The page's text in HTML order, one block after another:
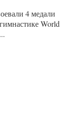
4 медали
World